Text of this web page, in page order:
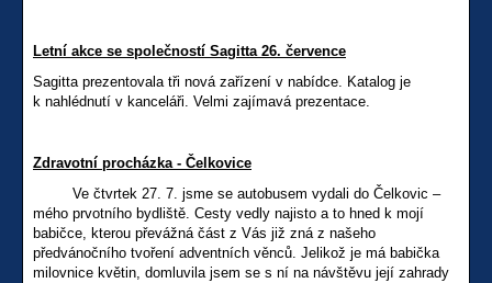
Letní akce se společností Sagitta 26. července
Sagitta prezentovala tři nová zařízení v nabídce. Katalog je
k nahlédnutí v kanceláři. Velmi zajímavá prezentace.
Zdravotní procházka - Čelkovice
Ve čtvrtek 27. 7. jsme se autobusem vydali do Čelkovic –
mého prvotního bydliště. Cesty vedly najisto a to hned k mojí
babičce, kterou převážná část z Vás již zná z našeho
předvánočního tvoření adventních věnců. Jelikož je má babička
milovnice květin, domluvila jsem se s ní na návštěvu její zahrady